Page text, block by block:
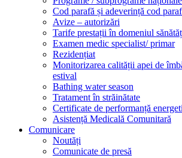
Cod parafă și adeverință cod
Avize – autorizări
Tarife prestații în domeniul
Examen medic specialist/ primar
Rezidențiat
Monitorizarea calității apei de
estival
Bathing water season
Tratament în străinătate
Certificate de performanță
Asistență Medicală Comunitară
Comunicare
Noutăți
Comunicate de presă